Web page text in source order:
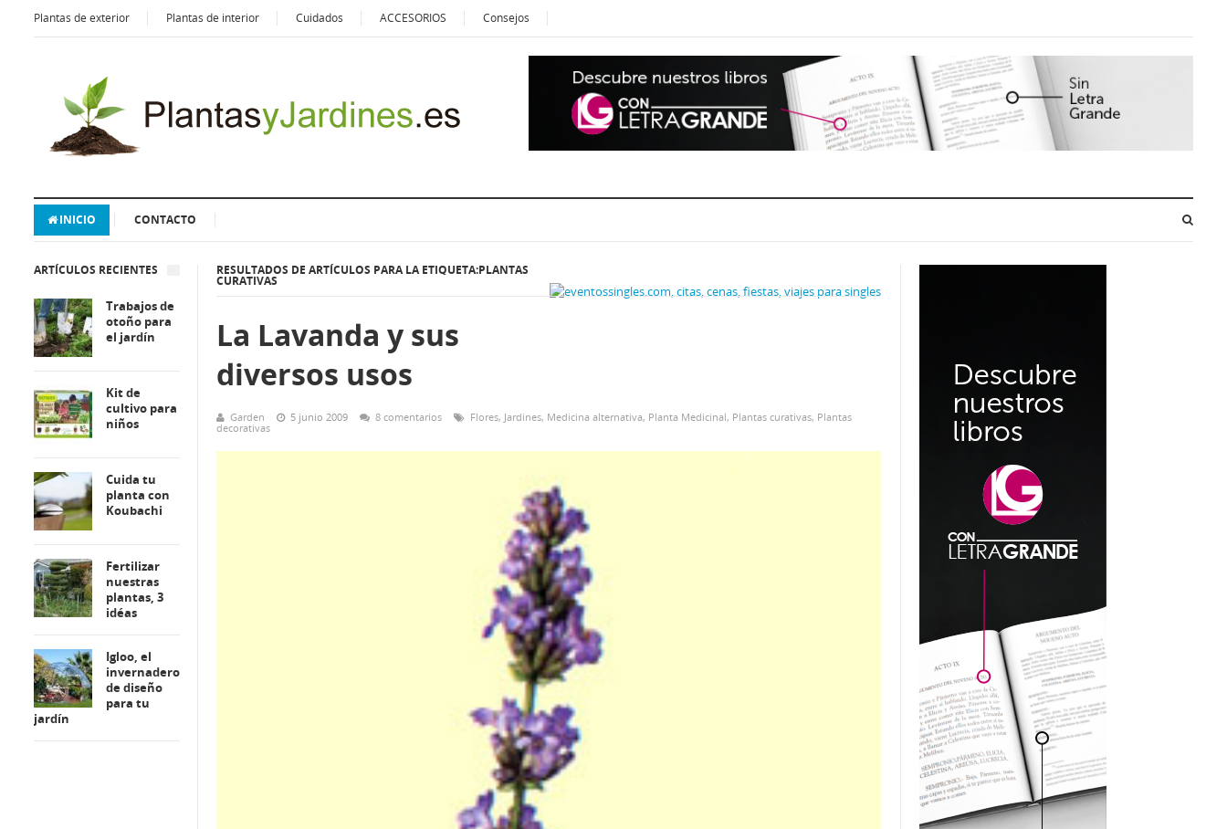
Plantas de exterior Plantas de interior Cuidados ACCESORIOS Consejos
INICIO CONTACTO
RESULTADOS DE ARTÍCULOS PARA LA ETIQUETA:PLANTAS
CURATIVAS
La Lavanda y sus
diversos usos
Garden 5 junio 2009 8 comentarios Flores, Jardines, Medicina alternativa, Planta Medicinal, Plantas curativas, Plantas
decorativas
ARTÍCULOS RECIENTES
Trabajos de
otoño para
el jardín
Kit de
cultivo para
niños
Cuida tu
planta con
Koubachi
Fertilizar
nuestras
plantas, 3
idéas
Igloo, el
invernadero
de diseño
para tu
jardín